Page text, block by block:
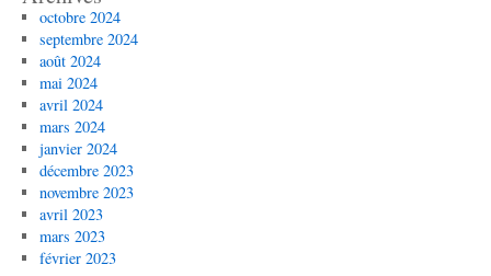
octobre 2024
septembre 2024
août 2024
mai 2024
avril 2024
mars 2024
janvier 2024
décembre 2023
novembre 2023
avril 2023
mars 2023
février 2023